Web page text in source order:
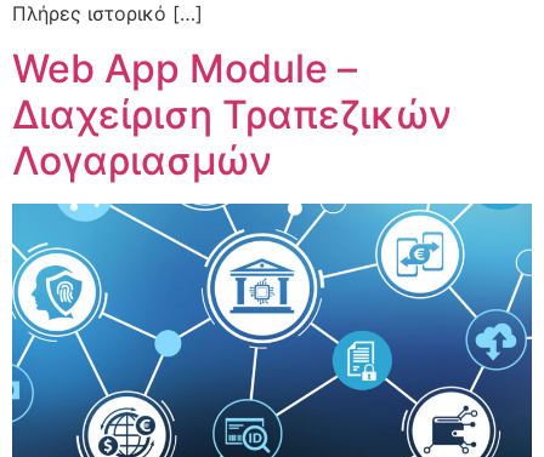
Πλήρες ιστορικό […]
Web App Module –
Διαχείριση Τραπεζικών
Λογαριασμών